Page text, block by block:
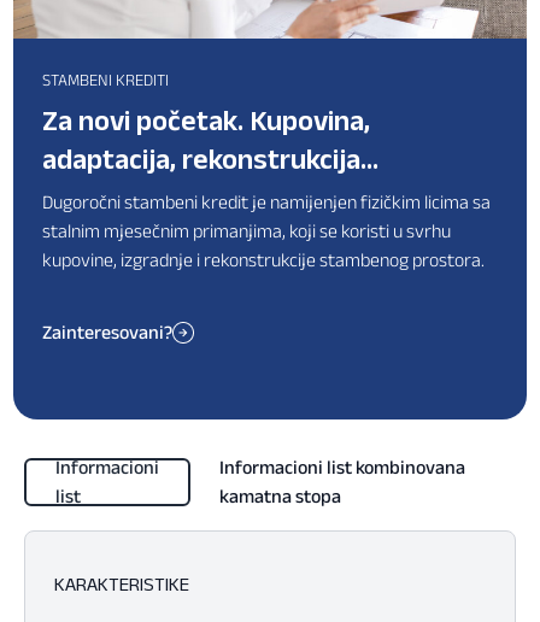
STAMBENI KREDITI
Za novi početak. Kupovina,
adaptacija, rekonstrukcija…
Dugoročni stambeni kredit je namijenjen fizičkim licima sa
stalnim mjesečnim primanjima, koji se koristi u svrhu
kupovine, izgradnje i rekonstrukcije stambenog prostora.
Zainteresovani?
Informacioni
list
Informacioni list kombinovana
kamatna stopa
KARAKTERISTIKE